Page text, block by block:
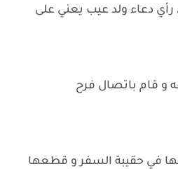
دعاء ولد عيب يعني على
و قام باتصال فرح
في حقيبة السفر و قطعها